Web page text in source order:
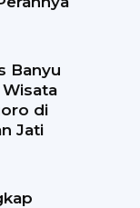
Banyu
di
Jati